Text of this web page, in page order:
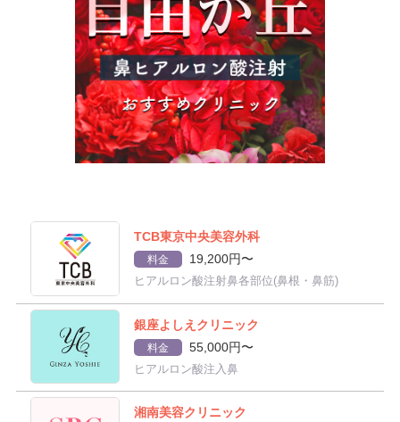
TCB東京中央美容外科
料金 19,200円〜
ヒアルロン酸注射鼻各部位(鼻根・鼻筋)
銀座よしえクリニック
料金 55,000円〜
ヒアルロン酸注入鼻
湘南美容クリニック